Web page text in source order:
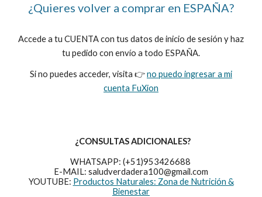
¿Quieres volver a comprar en ESPAÑA?
Accede a tu CUENTA con tus datos de inicio de sesión y haz
tu pedido con envío a todo ESPAÑA.
Si no puedes acceder, visita 👉no puedo ingresar a mi
cuenta FuXion
¿CONSULTAS ADICIONALES?
WHATSAPP: (+51)953426688
E-MAIL: saludverdadera100@gmail.com
YOUTUBE: Productos Naturales: Zona de Nutrición &
Bienestar